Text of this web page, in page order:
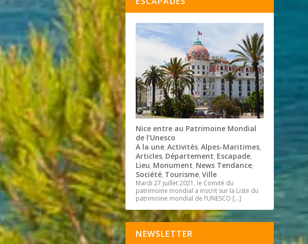
Nice entre au Patrimoine Mondial
de l’Unesco
A la une,Activités,Alpes-Maritimes,
Articles, Département, Escapade,
Lieu, Monument, News Tendance,
Société, Tourisme,Ville
Mardi 27 juillet 2021, le Comité du
patrimoine mondial a inscrit sur la Liste du
patrimoine mondial de l’UNESCO […]
NEWSLETTER